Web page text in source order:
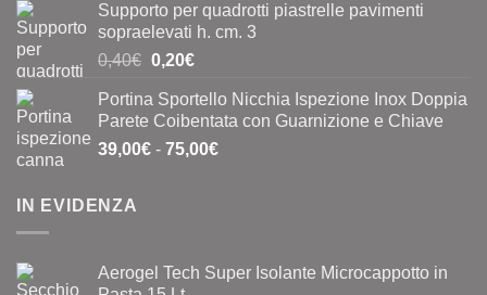
Supporto per quadrotti piastrelle pavimenti
sopraelevati h. cm. 3
0,40€ Il
originale
era:
0,40€.
0,20€Il
attuale
è:
0,20€.
Portina Sportello Nicchia Ispezione Inox Doppia
Parete Coibentata con Guarnizione e Chiave
39,00€ - 75,00€Fascia
75,00€
IN EVIDENZA
Aerogel Tech Super Isolante Microcappotto in